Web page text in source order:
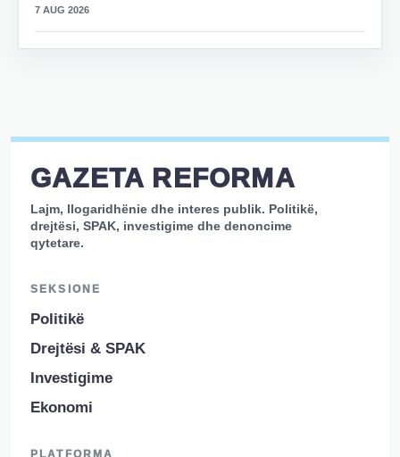
7 AUG 2026
GAZETA REFORMA
Lajm, llogaridhënie dhe interes publik. Politikë,
drejtësi, SPAK, investigime dhe denoncime
qytetare.
SEKSIONE
Politikë
Drejtësi & SPAK
Investigime
Ekonomi
PLATFORMA